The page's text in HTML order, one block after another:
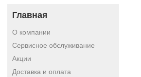
Главная
О компании
Сервисное обслуживание
Акции
Доставка и оплата